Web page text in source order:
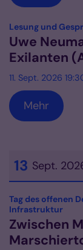
Lesung und
Uwe
Exilanten
11. Sept. 2026
Mehr
13 Sept.
Datum: 13.
Tag des offenen
Infrastruktur:
Zwischen